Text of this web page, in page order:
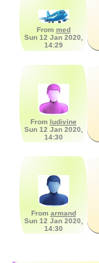
From med
Sun 12 Jan 2020,
14:29
From ludivine
Sun 12 Jan 2020,
14:30
From armand
Sun 12 Jan 2020,
14:30